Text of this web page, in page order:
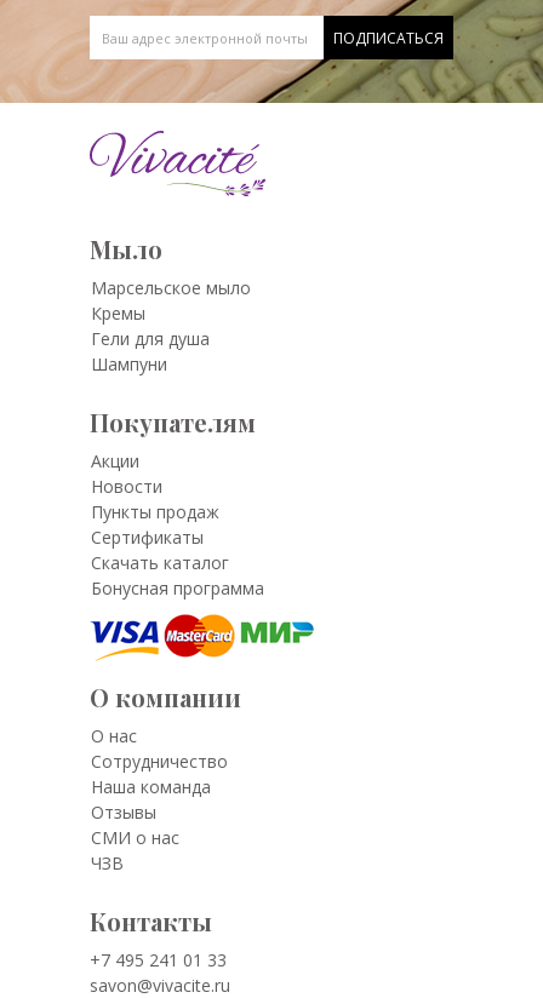
Мыло
Марсельское мыло
Кремы
Гели для душа
Шампуни
Покупателям
Акции
Новости
Пункты продаж
Сертификаты
Скачать каталог
Бонусная программа
О компании
О нас
Сотрудничество
Наша команда
Отзывы
СМИ о нас
ЧЗВ
Контакты
+7 495 241 01 33
savon@vivacite.ru